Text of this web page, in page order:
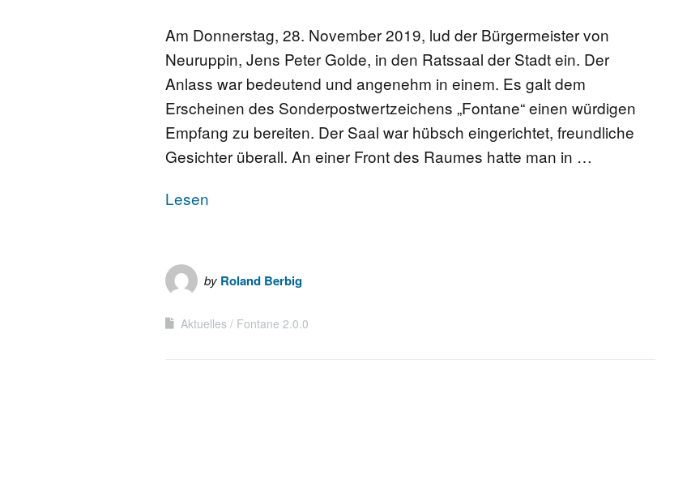
Am Donnerstag, 28. November 2019, lud der Bürgermeister von
Neuruppin, Jens Peter Golde, in den Ratssaal der Stadt ein. Der
Anlass war bedeutend und angenehm in einem. Es galt dem
Erscheinen des Sonderpostwertzeichens „Fontane“ einen würdigen
Empfang zu bereiten. Der Saal war hübsch eingerichtet, freundliche
Gesichter überall. An einer Front des Raumes hatte man in …
Lesen
by Roland Berbig
Aktuelles Fontane 2.0.0